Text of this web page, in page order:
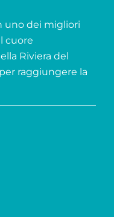
uno dei migliori
cuore
Riviera del
raggiungere la